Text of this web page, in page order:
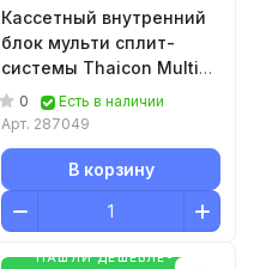
Кассетный внутренний
блок мульти сплит-
системы Thaicon Multi
Comfort TL-MС25-
FR/TMCP-01
0
Есть в наличии
Арт. 287049
В корзину
НАШЛИ ДЕШЕВЛЕ-